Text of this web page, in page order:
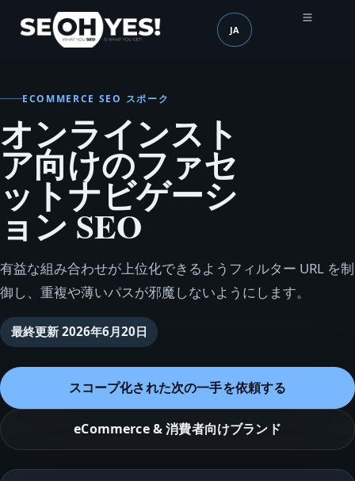
SEOH 言語 (mobile header)
JA
ECOMMERCE SEO スポーク
オンラインスト
ア向けのファセ
ットナビゲーシ
ョン SEO
有益な組み合わせが上位化できるようフィルター URL を制
御し、重複や薄いパスが邪魔しないようにします。
最終更新 2026年6月20日
スコープ化された次の一手を依頼する
eCommerce & 消費者向けブランド